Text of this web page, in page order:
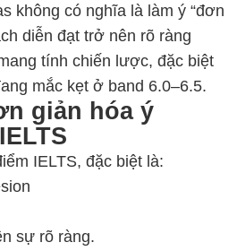
không có nghĩa là làm ý “đơn
diễn đạt trở nên rõ ràng
tính chiến lược, đặc biệt
mắc kẹt ở band 6.0–6.5.
giản hóa ý
IELTS, đặc biệt là:
sự rõ ràng.